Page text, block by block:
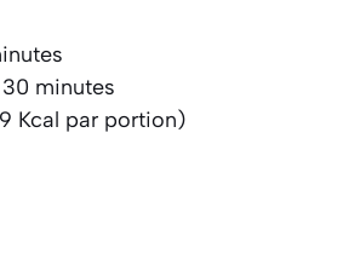
minutes
Kcal par portion)